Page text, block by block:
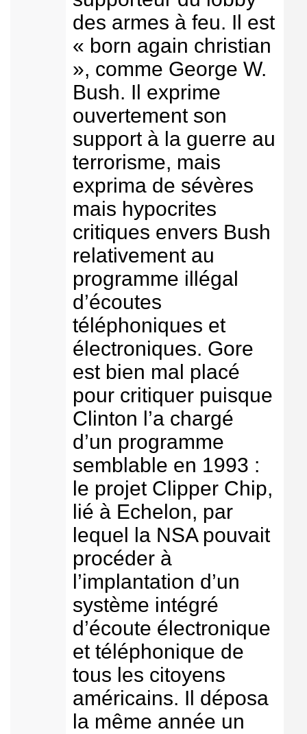
des armes à feu. Il est
« born again christian
», comme George W.
Bush. Il exprime
ouvertement son
support à la guerre au
terrorisme, mais
exprima de sévères
mais hypocrites
critiques envers Bush
relativement au
programme illégal
d’écoutes
téléphoniques et
électroniques. Gore
est bien mal placé
pour critiquer puisque
Clinton l’a chargé
d’un programme
semblable en 1993 :
le projet Clipper Chip,
lié à Echelon, par
lequel la NSA pouvait
procéder à
l’implantation d’un
système intégré
d’écoute électronique
et téléphonique de
tous les citoyens
américains. Il déposa
la même année un